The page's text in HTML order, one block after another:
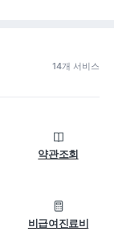
14개 서비스
약관조회
비급여진료비